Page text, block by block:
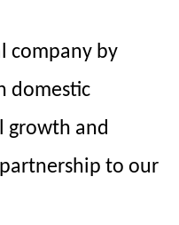
company by
domestic
growth and
to our